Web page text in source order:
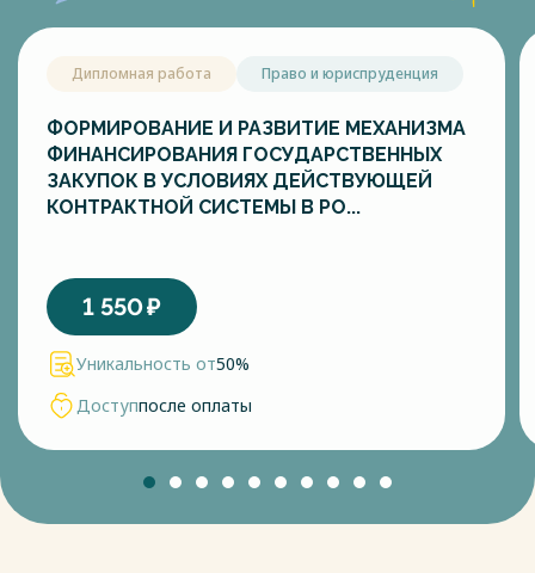
Дипломная работа Право и юриспруденция
ФОРМИРОВАНИЕ И РАЗВИТИЕ МЕХАНИЗМА
ФИНАНСИРОВАНИЯ ГОСУДАРСТВЕННЫХ
ЗАКУПОК В УСЛОВИЯХ ДЕЙСТВУЮЩЕЙ
КОНТРАКТНОЙ СИСТЕМЫ В РО...
1 550₽
Уникальность от50%
Доступпосле оплаты